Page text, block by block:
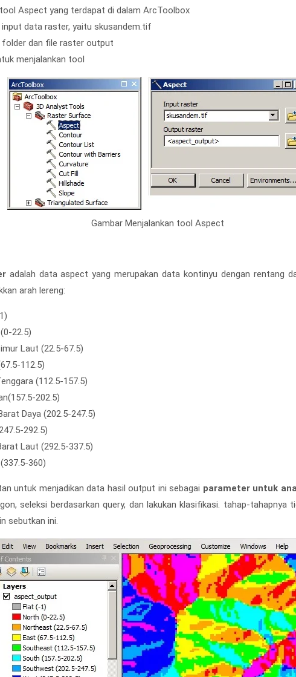
Aspect yang terdapat di dalam ArcToolbox
input data raster, yaitu skusandem.tif
folder dan file raster output
menjalankan tool
Gambar Menjalankan tool Aspect
adalah data aspect yang merupakan data kontinyu dengan rentang
arah lereng:
22.5)
Laut (22.5-67.5)
112.5)
(112.5-157.5)
202.5)
Daya (202.5-247.5)
292.5)
Laut (292.5-337.5)
360)
untuk menjadikan data hasil output ini sebagai parameter untuk
seleksi berdasarkan query, dan lakukan klasifikasi. tahap-tahapnya
sebutkan ini.